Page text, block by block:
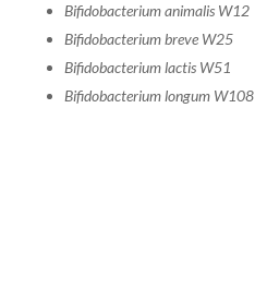
Bifidobacterium animalis W12
Bifidobacterium breve W25
Bifidobacterium lactis W51
Bifidobacterium longum W108